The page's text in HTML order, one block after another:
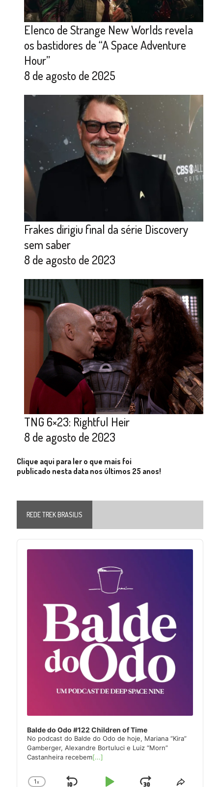
Elenco de Strange New Worlds revela
os bastidores de “A Space Adventure
Hour”
8 de agosto de 2025
Frakes dirigiu final da série Discovery
sem saber
8 de agosto de 2023
TNG 6×23: Rightful Heir
8 de agosto de 2023
Clique aqui para ler o que mais foi
publicado nesta data nos últimos 25 anos!
REDE TREK BRASILIS
Audio
Player
Balde do Odo #122 Children of Time
No podcast do Balde do Odo de hoje, Mariana “Kira”
Gamberger, Alexandre Bortuluci e Luiz “Morn”
Castanheira recebem[...]
1x